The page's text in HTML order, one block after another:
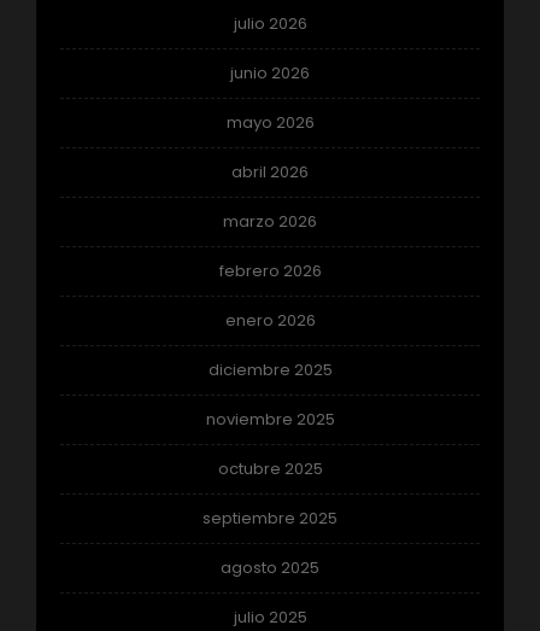
julio 2026
junio 2026
mayo 2026
abril 2026
marzo 2026
febrero 2026
enero 2026
diciembre 2025
noviembre 2025
octubre 2025
septiembre 2025
agosto 2025
julio 2025